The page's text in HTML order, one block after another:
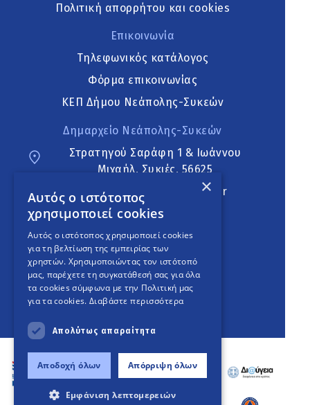
Πολιτική απορρήτου και cookies
Επικοινωνία
Τηλεφωνικός κατάλογος
Φόρμα επικοινωνίας
ΚΕΠ Δήμου Νεάπολης-Συκεών
Δημαρχείο Νεάπολης-Συκεών
Στρατηγού Σαράφη 1 & Ιωάννου
Μιχαήλ, Συκιές, 56625
neapoli.sykies@ddt.gov.gr
Ακολουθήστε
English Version
An project
×
Αυτός ο ιστότοπος
χρησιμοποιεί cookies
Αυτός ο ιστότοπος χρησιμοποιεί cookies
για τη βελτίωση της εμπειρίας των
χρηστών. Χρησιμοποιώντας τον ιστότοπό
μας, παρέχετε τη συγκατάθεσή σας για όλα
τα cookies σύμφωνα με την Πολιτική μας
για τα cookies. Διαβάστε περισσότερα
Απολύτως απαραίτητα
Αποδοχή όλων Απόρριψη όλων
Εμφάνιση λεπτομερειών